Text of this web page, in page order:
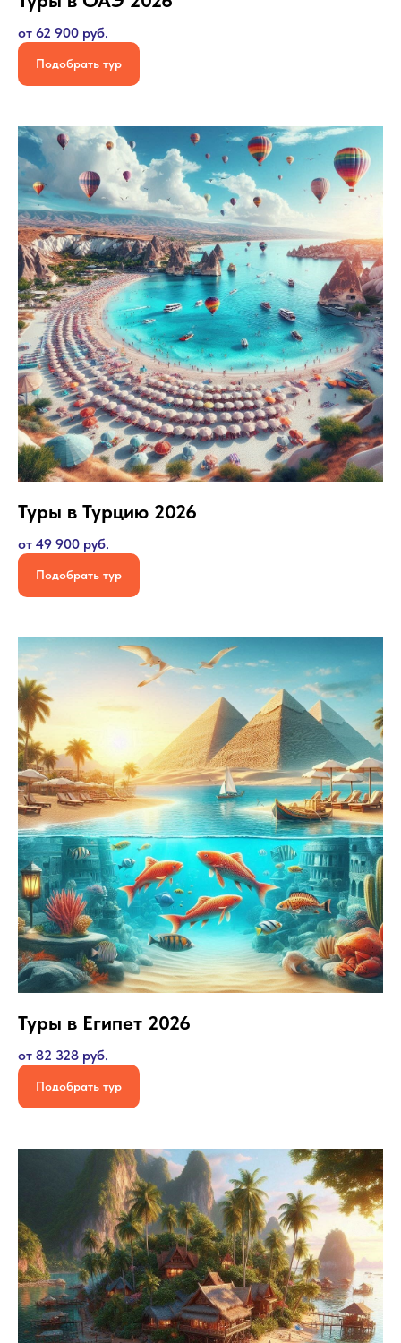
от 62 900 руб.
Подобрать тур
Туры в Турцию 2026
от 49 900 руб.
Подобрать тур
Туры в Египет 2026
от 82 328 руб.
Подобрать тур
Подпишись на наши
ГОРЯЩИХ ТУРОВ!
Не упусти шанс! Самые
выгодные цены
на туры уже здесь!
Подписаться Telegram
Подписаться в MAX